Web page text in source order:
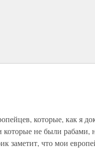
которые, как я
не были рабами,
заметит, что мои